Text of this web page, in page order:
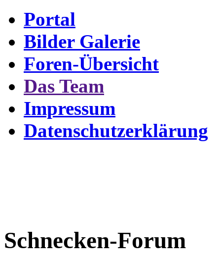
Portal
Bilder Galerie
Foren-Übersicht
Das Team
Impressum
Datenschutzerklärung
Schnecken-Forum